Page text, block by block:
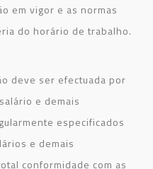
em vigor e as normas
do horário de trabalho.
deve ser efectuada por
e demais
especificados
e demais
conformidade com as